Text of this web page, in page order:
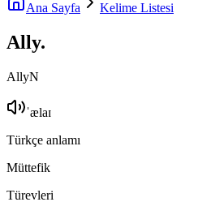
Ana Sayfa Kelime Listesi
Ally.
AllyN
ˈælaɪ
Türkçe anlamı
Müttefik
Türevleri